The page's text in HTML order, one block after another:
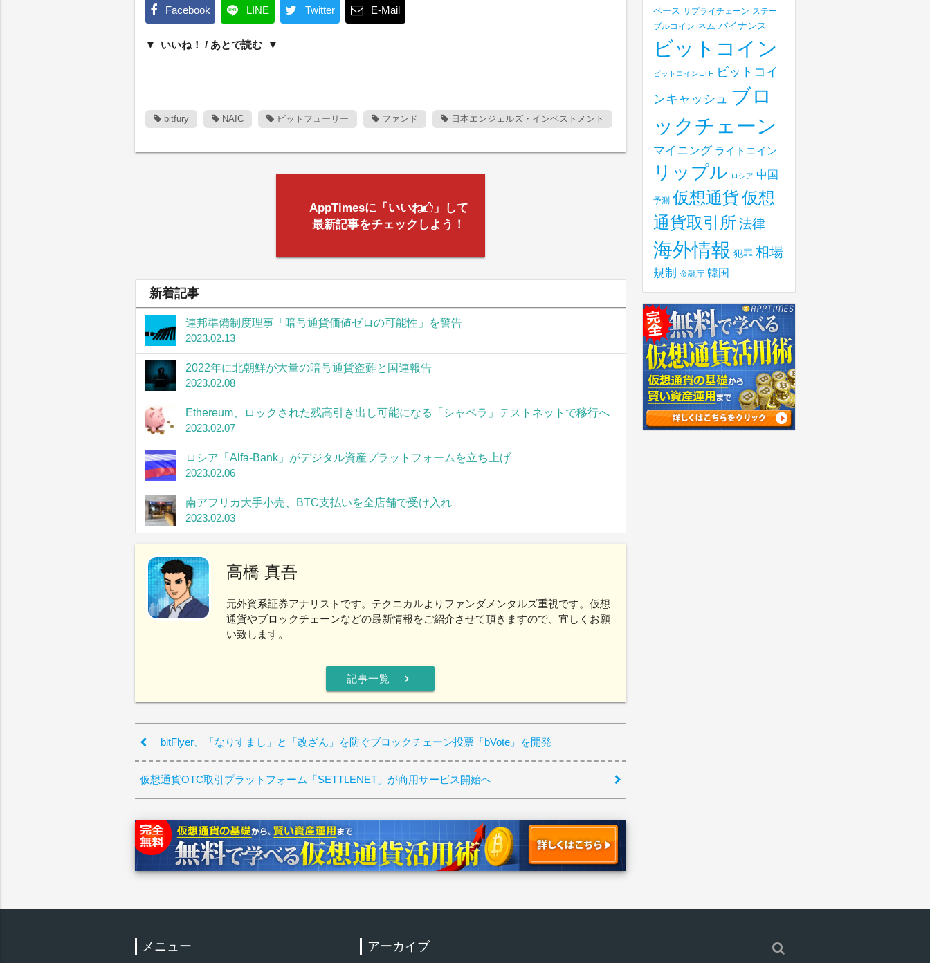
Facebook LINE Twitter E-Mail
いいね！ / あとで読む
bitfury NAIC ビットフューリー ファンド 日本エンジェルズ・インベストメント
AppTimesに「いいね
」して
最新記事をチェックしよう！
新着記事
連邦準備制度理事「暗号通貨価値ゼロの可能性」を警告
2023.02.13
2022年に北朝鮮が大量の暗号通貨盗難と国連報告
2023.02.08
Ethereum、ロックされた残高引き出し可能になる「シャペラ」テストネットで移行へ
2023.02.07
ロシア「Alfa-Bank」がデジタル資産プラットフォームを立ち上げ
2023.02.06
南アフリカ大手小売、BTC支払いを全店舗で受け入れ
2023.02.03
高橋 真吾
元外資系証券アナリストです。テクニカルよりファンダメンタルズ重視です。仮想
通貨やブロックチェーンなどの最新情報をご紹介させて頂きますので、宜しくお願
い致します。
記事一覧 chevron_right
bitFlyer、「なりすまし」と「改ざん」を防ぐブロックチェーン投票「bVote」を開発
仮想通貨OTC取引プラットフォーム「SETTLENET」が商用サービス開始へ
ベース サプライチェーン ステー
ブルコイン ネム バイナンス
ビットコイン
ビットコインETF
ビットコイ
ンキャッシュ ブロ
ックチェーン
マイニング ライトコイン
リップル ロシア 中国
予測 仮想通貨仮想
通貨取引所 法律
海外情報 犯罪 相場
規制 金融庁 韓国
メニュー アーカイブ